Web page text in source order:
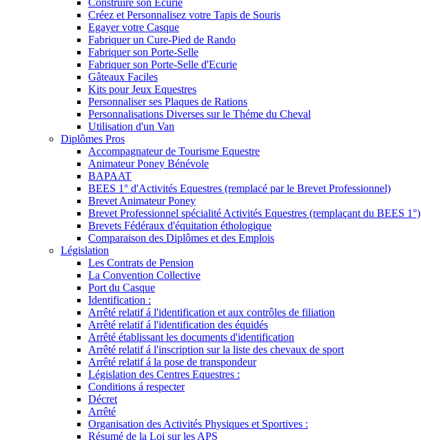
Créez et Personnalisez votre Tapis de Souris
Egayer votre Casque
Fabriquer un Cure-Pied de Rando
Fabriquer son Porte-Selle
Fabriquer son Porte-Selle d'Ecurie
Gâteaux Faciles
Kits pour Jeux Equestres
Personnaliser ses Plaques de Rations
Personnalisations Diverses sur le Théme du Cheval
Utilisation d'un Van
Diplômes Pros
Accompagnateur de Tourisme Equestre
Animateur Poney Bénévole
BAPAAT
BEES 1° d'Activités Equestres (remplacé par le Brevet Professionnel)
Brevet Animateur Poney
Brevet Professionnel spécialité Activités Equestres (remplaçant du BEES 1°)
Brevets Fédéraux d'équitation éthologique
Comparaison des Diplômes et des Emplois
Législation
Les Contrats de Pension
La Convention Collective
Port du Casque
Identification :
Arrêté relatif á l'identification et aux contrôles de filiation
Arrêté relatif á l'identification des équidés
Arrêté établissant les documents d'identification
Arrêté relatif á l'inscription sur la liste des chevaux de sport
Arrêté relatif á la pose de transpondeur
Législation des Centres Equestres :
Conditions á respecter
Décret
Arrêté
Organisation des Activités Physiques et Sportives :
Résumé de la Loi sur les APS